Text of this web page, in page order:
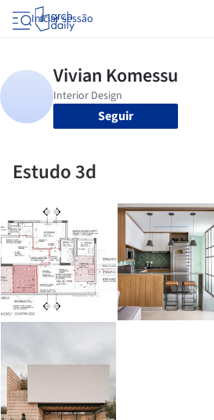
Iniciar sessão
Seguir
Estudo 3d